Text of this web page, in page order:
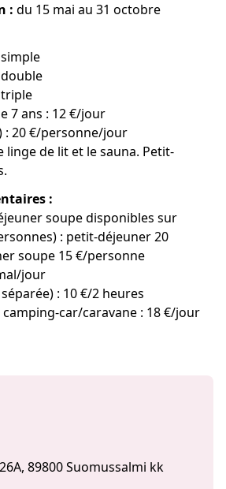
: du 15 mai au 31 octobre
7 ans : 12 €/jour
: 20 €/personne/jour
linge de lit et le sauna. Petit-
:
soupe disponibles sur
: petit-déjeuner 20
soupe 15 €/personne
jour
: 10 €/2 heures
car/caravane : 18 €/jour
89800 Suomussalmi kk